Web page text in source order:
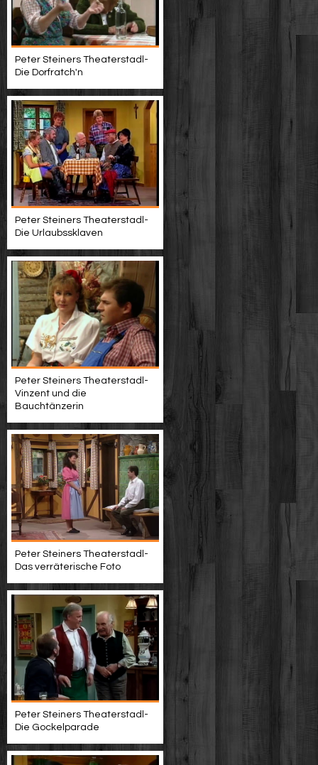
Peter Steiners Theaterstadl-
Die Dorfratch'n
Peter Steiners Theaterstadl-
Die Urlaubssklaven
Peter Steiners Theaterstadl-
Vinzent und die
Bauchtänzerin
Peter Steiners Theaterstadl-
Das verräterische Foto
Peter Steiners Theaterstadl-
Die Gockelparade